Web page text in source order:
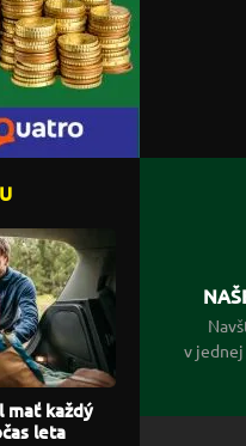
mať každý
leta
v jednej